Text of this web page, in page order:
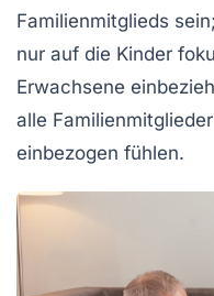
Familienmitglieds
nur auf die Kinder
Erwachsene
alle Familienmitglieder
einbezogen fühlen.